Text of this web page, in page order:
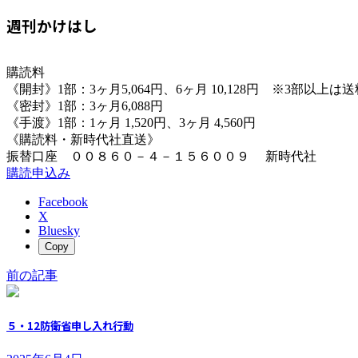
週刊かけはし
購読料
《開封》1部：3ヶ月5,064円、6ヶ月 10,128円 ※3部以上は送
《密封》1部：3ヶ月6,088円
《手渡》1部：1ヶ月 1,520円、3ヶ月 4,560円
《購読料・新時代社直送》
振替口座 ００８６０－４－１５６００９ 新時代社
購読申込み
Facebook
X
Bluesky
Copy
前の記事
５・12防衛省申し入れ行動